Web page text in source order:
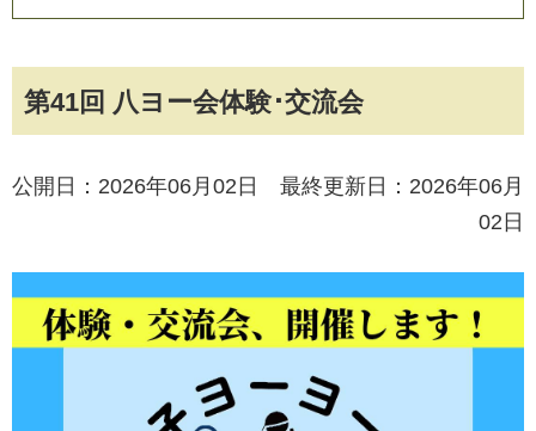
第41回 八ヨー会体験･交流会
公開日：2026年06月02日 最終更新日：2026年06月
02日